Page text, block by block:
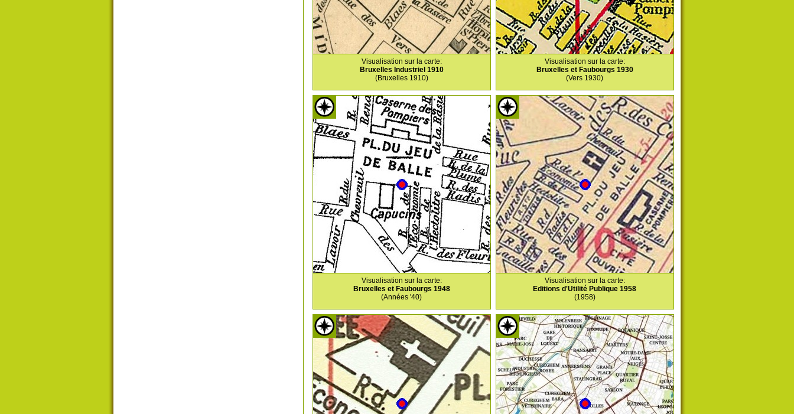
Visualisation sur la carte:
Bruxelles Industriel 1910
(Bruxelles 1910)
Visualisation sur la carte:
Bruxelles et Faubourgs 1930
(Vers 1930)
Visualisation sur la carte:
Bruxelles et Faubourgs 1948
(Années '40)
Visualisation sur la carte:
Editions d'Utilité Publique 1958
(1958)